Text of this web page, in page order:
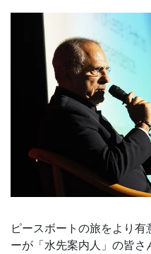
ピースボートの旅をより
ーが「水先案内人」の皆